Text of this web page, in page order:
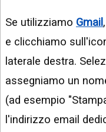
Se utilizziamo Gmail
e clicchiamo
laterale destra.
assegniamo un
(ad esempio
l'indirizzo email